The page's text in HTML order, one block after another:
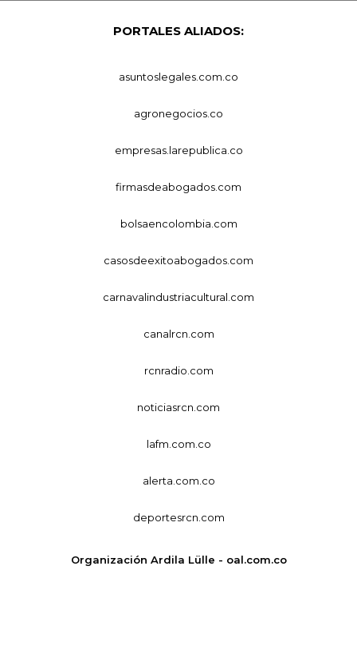
PORTALES ALIADOS:
asuntoslegales.com.co
agronegocios.co
empresas.larepublica.co
firmasdeabogados.com
bolsaencolombia.com
casosdeexitoabogados.com
carnavalindustriacultural.com
canalrcn.com
rcnradio.com
noticiasrcn.com
lafm.com.co
alerta.com.co
deportesrcn.com
Organización Ardila Lülle - oal.com.co